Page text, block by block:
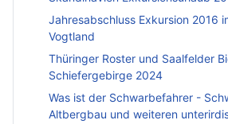
Jahresabschluss Exkursion 2016
Vogtland
Thüringer Roster und Saalfelder
Schiefergebirge 2024
Was ist der Schwarbefahrer -
Altbergbau und weiteren